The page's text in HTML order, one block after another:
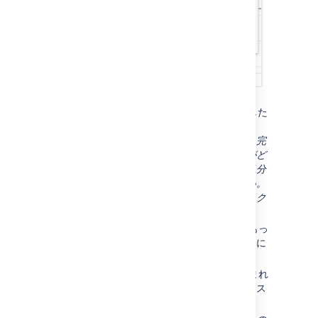
= スプリントの間に完了した
バーがすべて薄緑色になっている場合、完
了した作業のうち初期見積済みの作業がど
れだけで、そうでないのがどれだけか見分
けられなくなるので、注意してください。
この情報を見るためには、バーをクリック
= スプリント開始時に見積もっ
たエピックの総作業量のうち、エピックに
= スプリントにもともと含まれ
ず、途中で追加された作業（すなわち、ス